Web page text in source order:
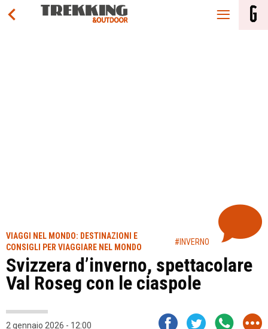
VIAGGI NEL MONDO: DESTINAZIONI E
CONSIGLI PER VIAGGIARE NEL MONDO
#INVERNO
Svizzera d’inverno, spettacolare
Val Roseg con le ciaspole
2 gennaio 2026 - 12:00